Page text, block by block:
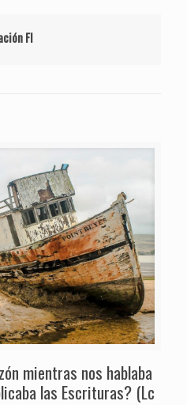
FI
mientras nos hablaba
las Escrituras? (Lc